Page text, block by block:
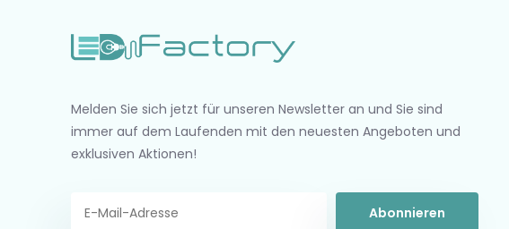
Melden Sie sich jetzt für unseren Newsletter an und Sie sind
immer auf dem Laufenden mit den neuesten Angeboten und
exklusiven Aktionen!
Abonnieren